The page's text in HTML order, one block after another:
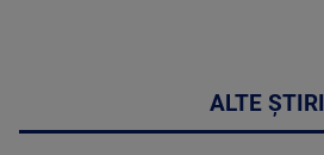
ALTE ȘTIRI